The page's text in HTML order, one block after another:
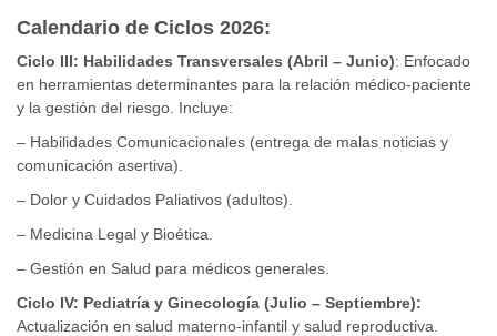
Calendario de Ciclos 2026:
Ciclo III: Habilidades Transversales (Abril – Junio): Enfocado
en herramientas determinantes para la relación médico-paciente
y la gestión del riesgo. Incluye:
– Habilidades Comunicacionales (entrega de malas noticias y
comunicación asertiva).
– Dolor y Cuidados Paliativos (adultos).
– Medicina Legal y Bioética.
– Gestión en Salud para médicos generales.
Ciclo IV: Pediatría y Ginecología (Julio – Septiembre):
Actualización en salud materno-infantil y salud reproductiva.